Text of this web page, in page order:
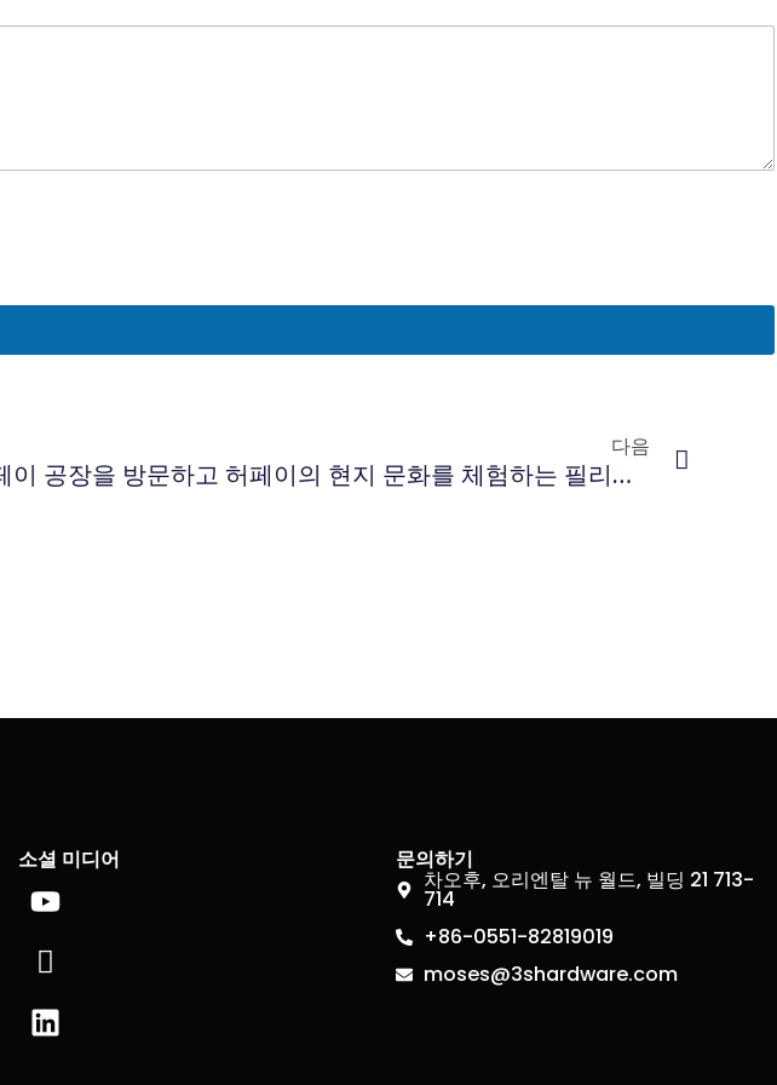
다음
허페이 공장을 방문하고 허페이의 현지 문화를 체험하는 필리핀 고객을 환영합니다.
소셜 미디어
유
튜
브
아
이
콘-
페
이
스
링
크
드
인
문의하기
차오후, 오리엔탈 뉴 월드, 빌딩 21 713-
714
+86-0551-82819019
moses@3shardware.com